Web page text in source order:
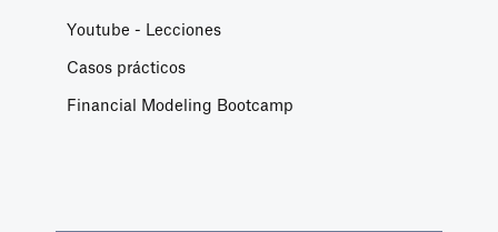
Youtube - Lecciones
Casos prácticos
Financial Modeling Bootcamp